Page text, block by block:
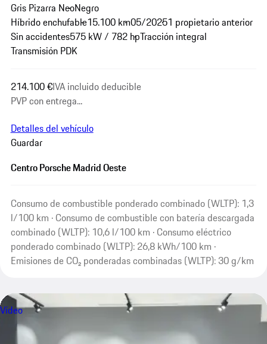
Gris Pizarra NeoNegro
Híbrido enchufable15.100 km05/20251 propietario anterior
Sin accidentes575 kW / 782 hpTracción integral
Transmisión PDK
214.100 €IVA incluido deducible
PVP con entrega...
Detalles del vehículo
Guardar
Centro Porsche Madrid Oeste
Consumo de combustible ponderado combinado (WLTP): 1,3
l/100 km · Consumo de combustible con batería descargada
combinado (WLTP): 10,6 l/100 km · Consumo eléctrico
ponderado combinado (WLTP): 26,8 kWh/100 km ·
Emisiones de CO₂ ponderadas combinadas (WLTP): 30 g/km
Vídeo